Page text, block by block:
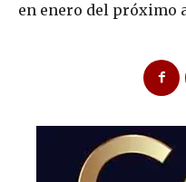
en enero del próximo